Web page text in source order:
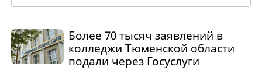
Более 70 тысяч заявлений в
колледжи Тюменской области
подали через Госуслуги